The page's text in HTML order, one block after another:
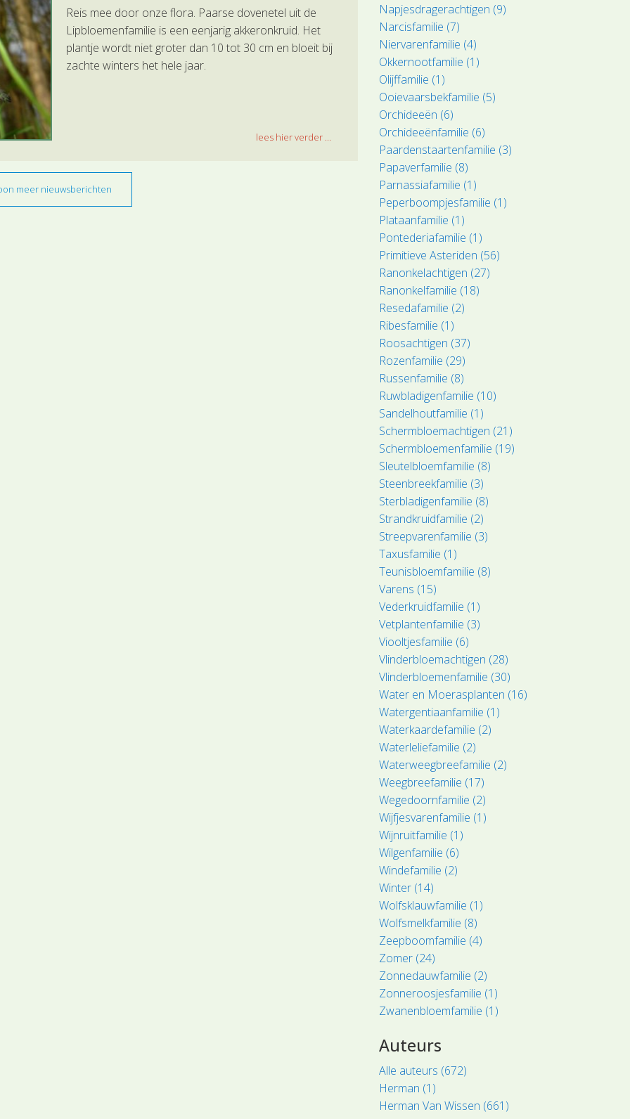
Reis mee door onze flora. Paarse dovenetel uit de
Lipbloemenfamilie is een eenjarig akkeronkruid. Het
plantje wordt niet groter dan 10 tot 30 cm en bloeit bij
zachte winters het hele jaar.
lees hier verder ...
meer nieuwsberichten
Napjesdragerachtigen (9)
Narcisfamilie (7)
Niervarenfamilie (4)
Okkernootfamilie (1)
Olijffamilie (1)
Ooievaarsbekfamilie (5)
Orchideeën (6)
Orchideeënfamilie (6)
Paardenstaartenfamilie (3)
Papaverfamilie (8)
Parnassiafamilie (1)
Peperboompjesfamilie (1)
Plataanfamilie (1)
Pontederiafamilie (1)
Primitieve Asteriden (56)
Ranonkelachtigen (27)
Ranonkelfamilie (18)
Resedafamilie (2)
Ribesfamilie (1)
Roosachtigen (37)
Rozenfamilie (29)
Russenfamilie (8)
Ruwbladigenfamilie (10)
Sandelhoutfamilie (1)
Schermbloemachtigen (21)
Schermbloemenfamilie (19)
Sleutelbloemfamilie (8)
Steenbreekfamilie (3)
Sterbladigenfamilie (8)
Strandkruidfamilie (2)
Streepvarenfamilie (3)
Taxusfamilie (1)
Teunisbloemfamilie (8)
Varens (15)
Vederkruidfamilie (1)
Vetplantenfamilie (3)
Viooltjesfamilie (6)
Vlinderbloemachtigen (28)
Vlinderbloemenfamilie (30)
Water en Moerasplanten (16)
Watergentiaanfamilie (1)
Waterkaardefamilie (2)
Waterleliefamilie (2)
Waterweegbreefamilie (2)
Weegbreefamilie (17)
Wegedoornfamilie (2)
Wijfjesvarenfamilie (1)
Wijnruitfamilie (1)
Wilgenfamilie (6)
Windefamilie (2)
Winter (14)
Wolfsklauwfamilie (1)
Wolfsmelkfamilie (8)
Zeepboomfamilie (4)
Zomer (24)
Zonnedauwfamilie (2)
Zonneroosjesfamilie (1)
Zwanenbloemfamilie (1)
Auteurs
Alle auteurs (672)
Herman (1)
Herman Van Wissen (661)